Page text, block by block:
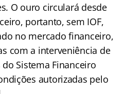
O ouro circulará desde
portanto, sem IOF,
no mercado financeiro,
com a interveniência de
Sistema Financeiro
autorizadas pelo